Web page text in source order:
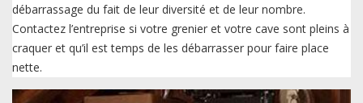
débarrassage du fait de leur diversité et de leur nombre.
Contactez l’entreprise si votre grenier et votre cave sont pleins à
craquer et qu’il est temps de les débarrasser pour faire place
nette.